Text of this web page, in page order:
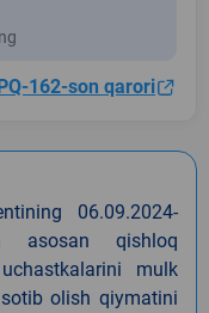
162-son qarori
06.09.2024-
asosan qishloq
mulk
olish qiymatini